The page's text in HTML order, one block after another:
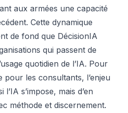
aux armées une capacité
Cette dynamique
de fond que DécisionIA
qui passent de
quotidien de l’IA. Pour
pour les consultants, l’enjeu
l’IA s’impose, mais d’en
méthode et discernement.